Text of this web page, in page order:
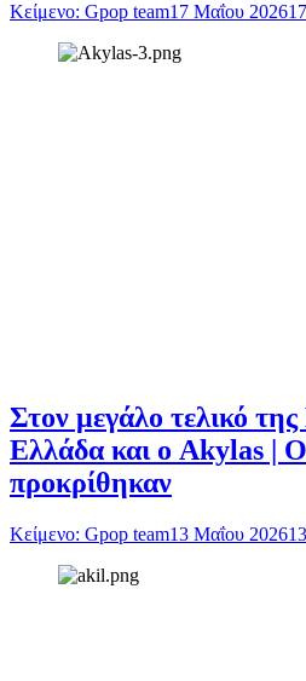
Κείμενο: Gpop team17 Μαΐου 2026
Στον μεγάλο τελικό
Ελλάδα και ο Akylas |
προκρίθηκαν
Κείμενο: Gpop team13 Μαΐου 2026